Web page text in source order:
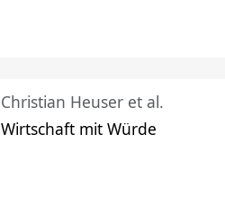
Christian Heuser et al.
Wirtschaft mit Würde